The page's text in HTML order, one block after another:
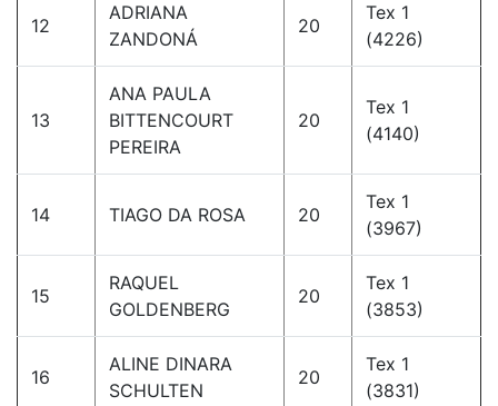
12
ADRIANA
ZANDONÁ
20
Tex 1
(4226)
13
ANA PAULA
BITTENCOURT
PEREIRA
20
Tex 1
(4140)
14 TIAGO DA ROSA 20
Tex 1
(3967)
15
RAQUEL
GOLDENBERG
20
Tex 1
(3853)
16
ALINE DINARA
SCHULTEN
20
Tex 1
(3831)